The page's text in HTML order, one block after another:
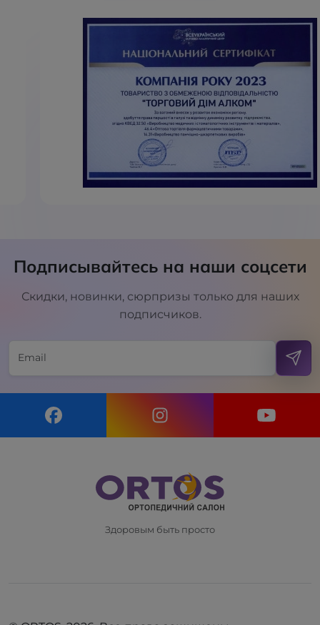
Подписывайтесь на наши соцсети
Скидки, новинки, сюрпризы только для наших
подписчиков.
Здоровым быть просто